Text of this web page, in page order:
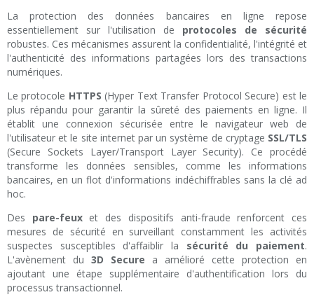
La protection des données bancaires en ligne repose
essentiellement sur l'utilisation de protocoles de sécurité
robustes. Ces mécanismes assurent la confidentialité, l'intégrité et
l'authenticité des informations partagées lors des transactions
numériques.
Le protocole HTTPS (Hyper Text Transfer Protocol Secure) est le
plus répandu pour garantir la sûreté des paiements en ligne. Il
établit une connexion sécurisée entre le navigateur web de
l'utilisateur et le site internet par un système de cryptage SSL/TLS
(Secure Sockets Layer/Transport Layer Security). Ce procédé
transforme les données sensibles, comme les informations
bancaires, en un flot d'informations indéchiffrables sans la clé ad
hoc.
Des pare-feuxet des dispositifs anti-fraude renforcent ces
mesures de sécurité en surveillant constamment les activités
suspectes susceptibles d'affaiblir la sécurité du paiement.
L'avènement du 3D Secure a amélioré cette protection en
ajoutant une étape supplémentaire d'authentification lors du
processus transactionnel.